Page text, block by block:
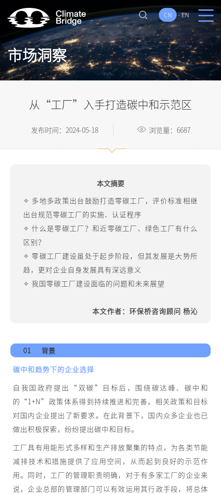
CN -EN
市场洞察
从“工厂”入手打造碳中和示范区
发布时间：2024-05-18 浏览量：6687
本文摘要
✧ 多地多政策出台鼓励打造零碳工厂，评价标准相继
出台规范零碳工厂的实施、认证程序
✧ 什么是零碳工厂？和近零碳工厂、绿色工厂有什么
区别？
✧ 零碳工厂建设虽处于起步阶段，但其发展是大势所
趋，更对企业自身发展具有深远意义
✧ 我国零碳工厂建设面临的问题和未来展望
本文作者：环保桥咨询顾问 杨沁
01
背景
碳中和趋势下的企业选择
自我国政府提出“双碳”目标后，围绕碳达峰、碳中和
的“1+N”政策体系得到持续推进和完善，相关政策和目标
对国内企业提出了新要求。在此背景下，国内众多企业也已
做出积极探索，纷纷提出碳中和目标。
工厂具有用能形式多样和生产排放聚集的特点，为各类节能
减排技术和措施提供了应用空间，从而起到良好的示范作
用。同时，工厂的管理职责明确，对于有多家工厂的企业来
说，企业总部的管理部门可以有效运用其行政手段，将总体